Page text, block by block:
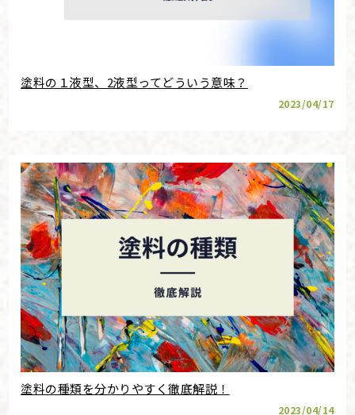
塗料の１液型、2液型ってどういう意味？
2023/04/17
塗料の種類を分かりやすく徹底解説！
2023/04/14